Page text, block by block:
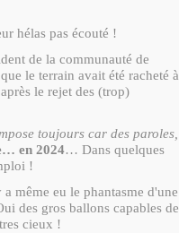
hélas pas écouté !
de la communauté de
le terrain avait été racheté à
le rejet des (trop)
toujours car des paroles,
en 2024… Dans quelques
!
même eu le phantasme d'une
des gros ballons capables de
cieux !